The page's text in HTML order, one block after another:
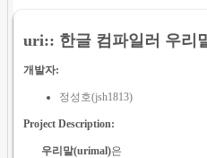
uri:: 한글 컴파일러 우리
개발자:
정성호(jsh1813)
Project Description:
우리말(urimal)은